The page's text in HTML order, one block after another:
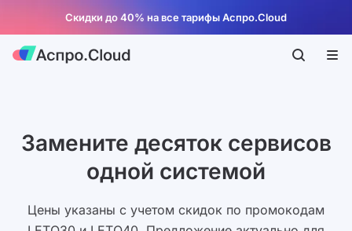
Скидки до 40% на все тарифы Аспро.Cloud
Замените десяток сервисов
одной системой
Цены указаны с учетом скидок по промокодам